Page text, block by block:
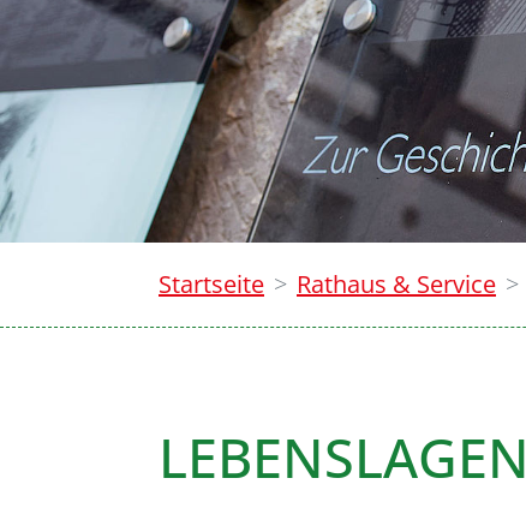
Startseite Rathaus & Service
LEBENSLAGEN